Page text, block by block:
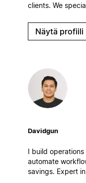
clients. We
and AI solutions.
Näytä profiili
Davidgun
I build operations
automate
savings. Expert